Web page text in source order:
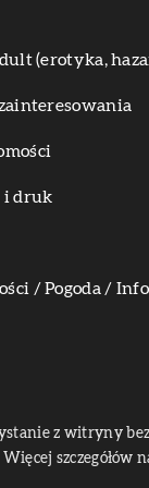
(erotyka,
i druk
/ Pogoda /
z witryny
szczegółów